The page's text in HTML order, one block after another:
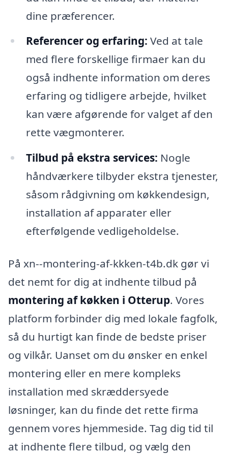
dine præferencer.
Referencer og erfaring: Ved at tale
med flere forskellige firmaer kan du
også indhente information om deres
erfaring og tidligere arbejde, hvilket
kan være afgørende for valget af den
rette vægmonterer.
Tilbud på ekstra services: Nogle
håndværkere tilbyder ekstra tjenester,
såsom rådgivning om køkkendesign,
installation af apparater eller
efterfølgende vedligeholdelse.
På xn--montering-af-kkken-t4b.dk gør vi
det nemt for dig at indhente tilbud på
montering af køkken i Otterup. Vores
platform forbinder dig med lokale fagfolk,
så du hurtigt kan finde de bedste priser
og vilkår. Uanset om du ønsker en enkel
montering eller en mere kompleks
installation med skræddersyede
løsninger, kan du finde det rette firma
gennem vores hjemmeside. Tag dig tid til
at indhente flere tilbud, og vælg den